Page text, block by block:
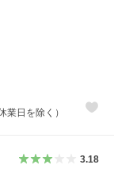
日を除く）
3.18